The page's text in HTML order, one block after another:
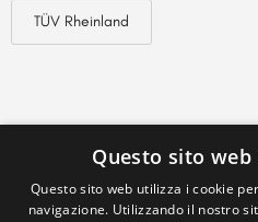
TÜV Rheinland
Questo sito
Questo sito web utilizza i cookie
navigazione. Utilizzando il nostro